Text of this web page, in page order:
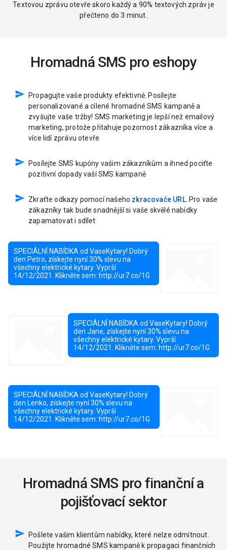
Textovou zprávu otevře skoro každý a 90% textových zpráv je
přečteno do 3 minut.
Hromadná SMS pro eshopy
Propagujte vaše produkty efektivně. Posílejte
personalizované a cílené hromadné SMS kampaně a
zvyšujte vaše tržby! SMS marketing je lepší než emailový
marketing, protože přitahuje pozornost zákazníka více a
více lidí zprávu otevře
Posílejte SMS kupóny vašim zákazníkům a ihned pociťte
pozitivní dopady vaší SMS kampaně
Zkraťte odkazy pomocí našeho zkracovače URL. Pro vaše
zákazníky tak bude snadnější si vaše skvělé nabídky
zapamatovat i sdílet
Hromadná SMS pro finanční a
pojišťovací sektor
Pošlete vašim klientům nabídky, které nelze odmítnout.
Použijte hromadné SMS kampaně k propagaci finančních